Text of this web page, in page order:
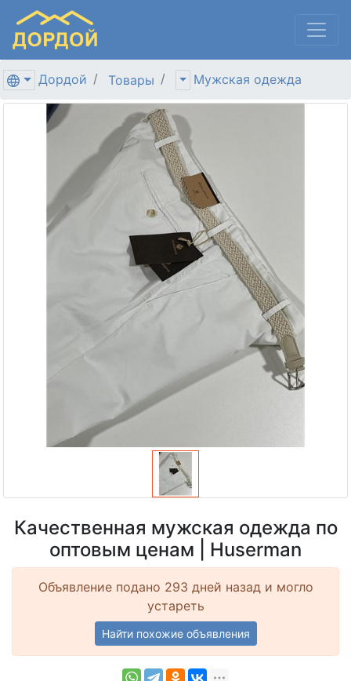
Дордой Товары Мужская одежда
Качественная мужская одежда по
оптовым ценам | Huserman
Объявление подано 293 дней назад и могло
устареть
Найти похожие объявления